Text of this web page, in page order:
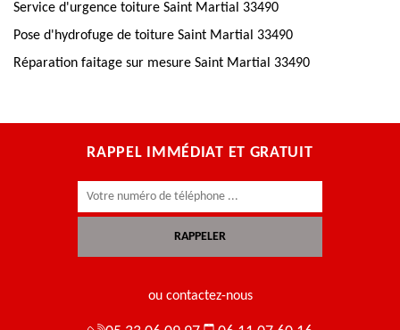
Service d'urgence toiture Saint Martial 33490
Pose d'hydrofuge de toiture Saint Martial 33490
Réparation faitage sur mesure Saint Martial 33490
RAPPEL IMMÉDIAT ET GRATUIT
ou contactez-nous